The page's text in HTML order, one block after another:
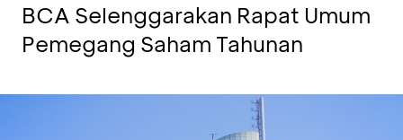
BCA Selenggarakan Rapat Umum
Pemegang Saham Tahunan